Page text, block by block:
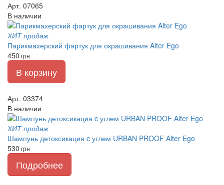
Арт. 07065
В наличии
ХИТ продаж
Парикмахерский фартук для окрашивания Alter Ego
450 грн
В корзину
Арт. 03374
В наличии
ХИТ продаж
Шампунь детоксикация c углем URBAN PROOF Alter Ego
530 грн
Подробнее